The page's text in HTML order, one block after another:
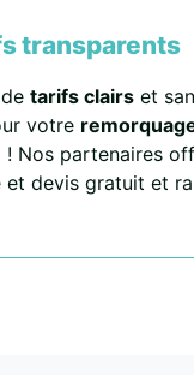
transparents
tarifs clairset
votre
! Nos partenaires
et devis gratuit et